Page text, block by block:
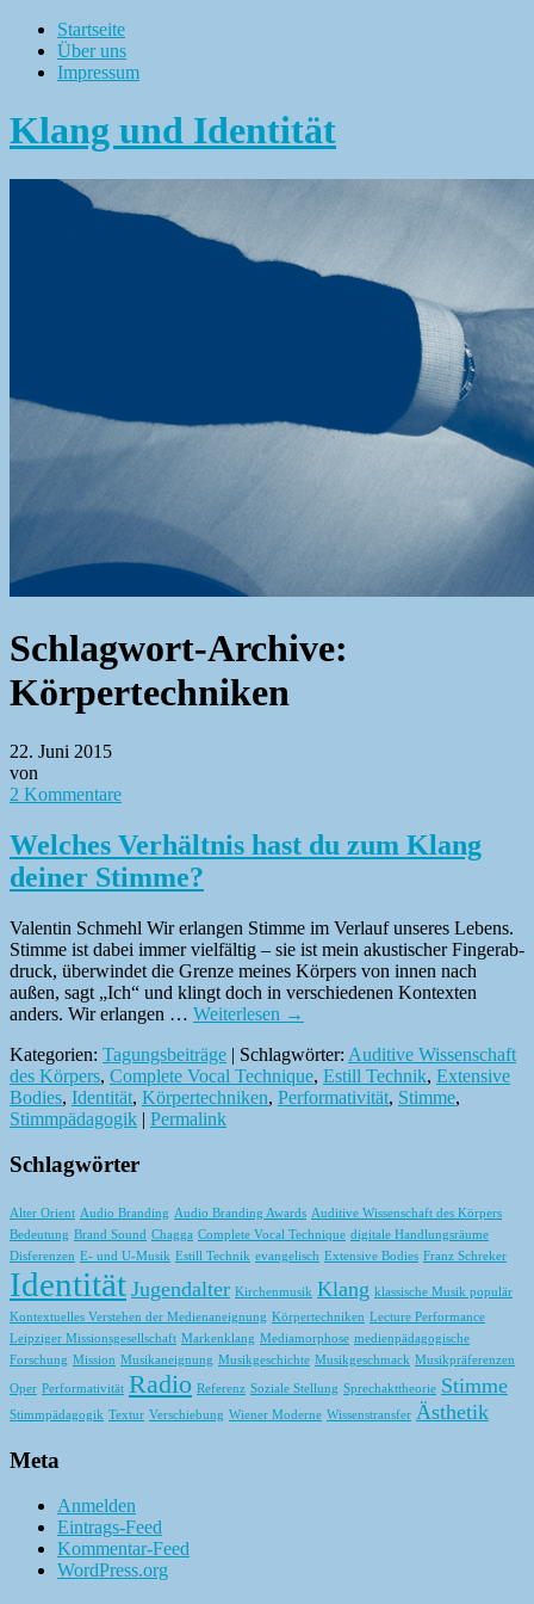
Startseite
Über uns
Impressum
Klang und Identität
Schlagwort-Archive:
Körpertechniken
22. Juni 2015
von
2 Kommentare
Welches Verhältnis hast du zum Klang
deiner Stimme?
Valentin Schmehl Wir erlan­gen Stimme im Ver­lauf unseres Lebens.
Stimme ist dabei immer vielfältig – sie ist mein akustis­ch­er Fin­ger­ab­
druck, über­windet die Gren­ze meines Kör­pers von innen nach
außen, sagt „Ich“ und klingt doch in ver­schiede­nen Kon­tex­ten
anders. Wir erlan­gen … Weit­er­lesen →
Kategorien: Tagungsbeiträge | Schlagwörter: Auditive Wissenschaft
des Körpers, Complete Vocal Technique, Estill Technik, Extensive
Bodies, Identität, Körpertechniken, Performativität, Stimme,
Stimmpädagogik | Permalink
Schlagwörter
Alter Orient Audio Branding Audio Branding Awards Auditive Wissenschaft des Körpers
Bedeutung Brand Sound Chagga Complete Vocal Technique digitale Handlungsräume
Disferenzen E- und U-Musik Estill Technik evangelisch Extensive Bodies Franz Schreker
Identität Jugendalter Kirchenmusik Klang klassische Musik populär
Kontextuelles Verstehen der Medienaneignung Körpertechniken Lecture Performance
Leipziger Missionsgesellschaft Markenklang Mediamorphose medienpädagogische
Forschung Mission Musikaneignung Musikgeschichte Musikgeschmack Musikpräferenzen
Oper Performativität Radio Referenz Soziale Stellung Sprechakttheorie Stimme
Stimmpädagogik Textur Verschiebung Wiener Moderne Wissenstransfer Ästhetik
Meta
Anmelden
Eintrags-Feed
Kommentar-Feed
WordPress.org